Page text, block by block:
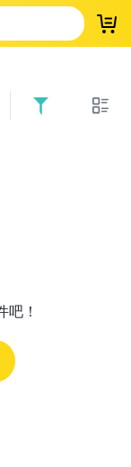
登
！